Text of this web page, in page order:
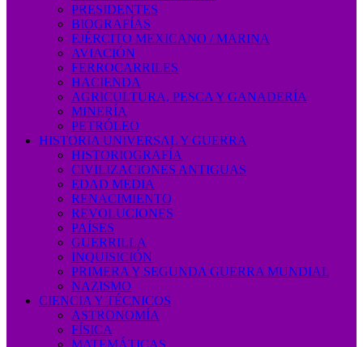
PRESIDENTES
BIOGRAFÍAS
EJÉRCITO MEXICANO / MARINA
AVIACIÓN
FERROCARRILES
HACIENDA
AGRICULTURA, PESCA Y GANADERÍA
MINERÍA
PETRÓLEO
HISTORIA UNIVERSAL Y GUERRA
HISTORIOGRAFÍA
CIVILIZACIONES ANTIGUAS
EDAD MEDIA
RENACIMIENTO
REVOLUCIONES
PAÍSES
GUERRILLA
INQUISICIÓN
PRIMERA Y SEGUNDA GUERRA MUNDIAL
NAZISMO
CIENCIA Y TÉCNICOS
ASTRONOMÍA
FÍSICA
MATEMÁTICAS